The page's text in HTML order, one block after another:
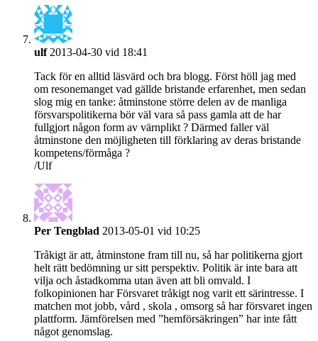
ulf2013-04-30 vid 18:41
Tack för en alltid läsvärd och bra blogg. Först höll jag med
om resonemanget vad gällde bristande erfarenhet, men sedan
slog mig en tanke: åtminstone större delen av de manliga
försvarspolitikerna bör väl vara så pass gamla att de har
fullgjort någon form av värnplikt ? Därmed faller väl
åtminstone den möjligheten till förklaring av deras bristande
kompetens/förmåga ?
/Ulf
Per Tengblad 2013-05-01 vid 10:25
Tråkigt är att, åtminstone fram till nu, så har politikerna gjort
helt rätt bedömning ur sitt perspektiv. Politik är inte bara att
vilja och åstadkomma utan även att bli omvald. I
folkopinionen har Försvaret tråkigt nog varit ett särintresse. I
matchen mot jobb, vård , skola , omsorg så har försvaret ingen
plattform. Jämförelsen med ”hemförsäkringen” har inte fått
något genomslag.